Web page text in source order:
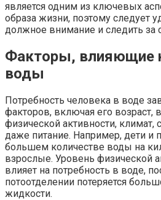
является одним из ключевых
образа жизни, поэтому следует
должное внимание и следить
Факторы, влияющие
воды
Потребность человека в воде
факторов, включая его возраст,
физической активности, климат,
даже питание. Например, дети и
большем количестве воды на
взрослые. Уровень физической
влияет на потребность в воде,
потоотделении потеряется
жидкости.